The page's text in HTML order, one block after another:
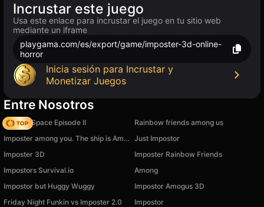
Incrustar este juego
Usa este enlace para incrustar el juego en tu sitio web
mediante un iframe
playgama.com/es/export/game/imposter-3d-online-
horror
Inicia sesión para Incrustar y
Monetizar Juegos
Entre Nosotros
Zombie Space Episode II
Rainbow friends among us
Imposter among you. The ship is Amongus Just Impostor
Imposter 3D
Imposter Rainbow Friends
Impostors Survival.io
Among
Impostor but Huggy Wuggy
Impostor Amogus 3D
Friday Night Funkin vs Imposter 2.0
Impostor